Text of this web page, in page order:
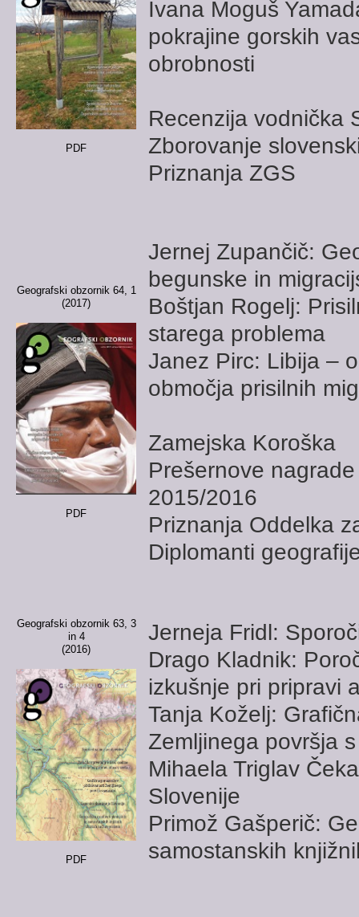
PDF
Ivana Moguš
pokrajine gorskih
obrobnosti
Recenzija vodnička
Zborovanje
Priznanja ZGS
Geografski obzornik 64, 1
(2017)
PDF
Jernej Zupančič:
begunske in
Boštjan Rogelj:
starega problema
Janez Pirc: Libija –
območja prisilnih
Zamejska Koroška
Prešernove
2015/2016
Priznanja Oddelka
Diplomanti
Geografski obzornik 63, 3
in 4
(2016)
PDF
Jerneja Fridl:
Drago Kladnik:
izkušnje pri pripravi
Tanja Koželj:
Zemljinega površja
Mihaela Triglav
Slovenije
Primož Gašperič:
samostanskih